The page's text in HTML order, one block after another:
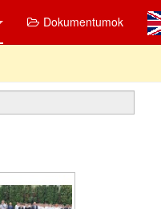
Dokumentumok